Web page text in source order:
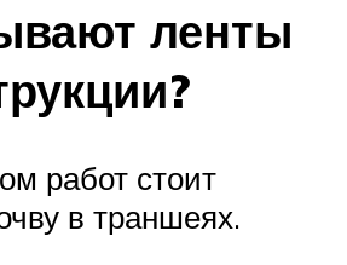
ленты
работ стоит
в траншеях.